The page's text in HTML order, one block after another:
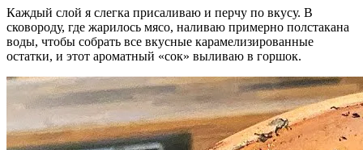
Каждый слой я слегка присаливаю и перчу по вкусу. В
сковороду, где жарилось мясо, наливаю примерно полстакана
воды, чтобы собрать все вкусные карамелизированные
остатки, и этот ароматный «сок» выливаю в горшок.